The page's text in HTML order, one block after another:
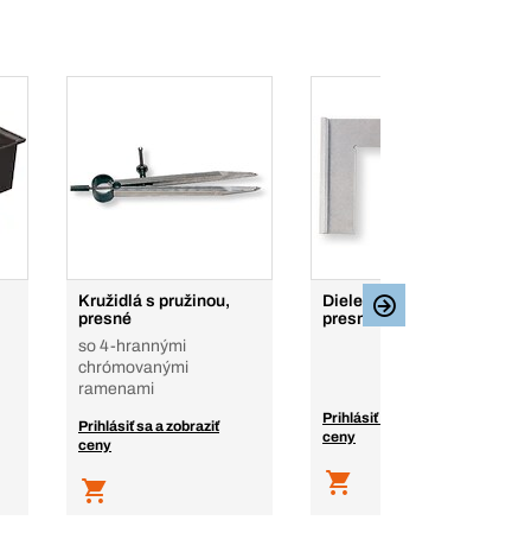
Kružidlá s pružinou,
presné
so 4-hrannými
chrómovanými
ramenami
Prihlásiť sa a zobraziť
ceny
Dielenské uholníky,
presné
Prihlásiť sa a zobraziť
ceny